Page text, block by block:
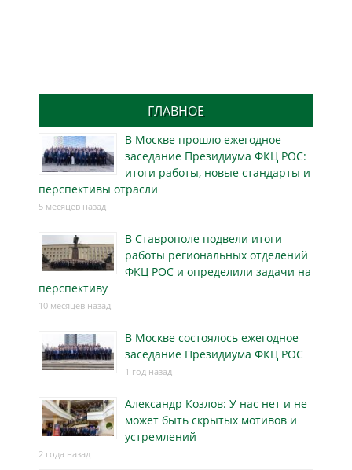
ГЛАВНОЕ
В Москве прошло ежегодное
заседание Президиума ФКЦ РОС:
итоги работы, новые стандарты и
перспективы отрасли
5 месяцев назад
В Ставрополе подвели итоги
работы региональных отделений
ФКЦ РОС и определили задачи на
перспективу
10 месяцев назад
В Москве состоялось ежегодное
заседание Президиума ФКЦ РОС
1 год назад
Александр Козлов: У нас нет и не
может быть скрытых мотивов и
устремлений
2 года назад